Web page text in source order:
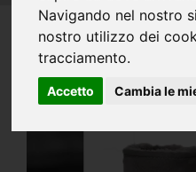
Navigando nel nostro
nostro utilizzo dei
tracciamento.
Accetto Cambia le